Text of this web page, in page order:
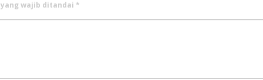
yang wajib ditandai *